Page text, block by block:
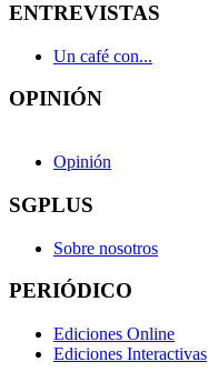
ENTREVISTAS
Un café con...
OPINIÓN
Opinión
SGPLUS
Sobre nosotros
PERIÓDICO
Ediciones Online
Ediciones Interactivas